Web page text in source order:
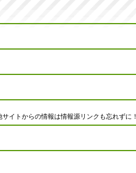
イトからの情報は情報源リンクも忘れずに！